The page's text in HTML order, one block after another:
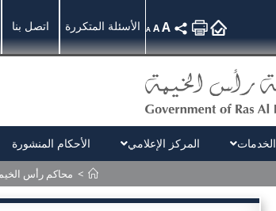
اتصل بنا الأسئلة المتكررة A AA
الخدمات المركز الإعلامي الأحكام المنشورة
> محاكم رأس